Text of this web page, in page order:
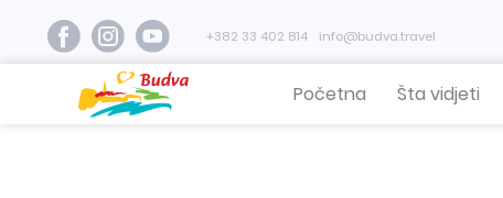
+382 33 402 814 info@budva.travel
Početna Šta vidjeti